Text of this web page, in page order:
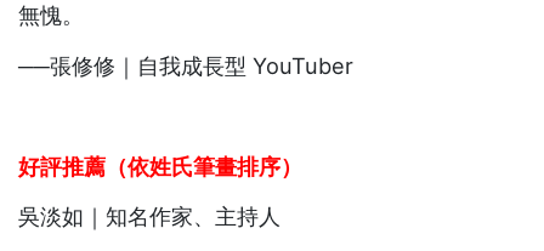
無愧。
──張修修｜自我成長型 YouTuber
好評推薦（依姓氏筆畫排序）
吳淡如｜知名作家、主持人